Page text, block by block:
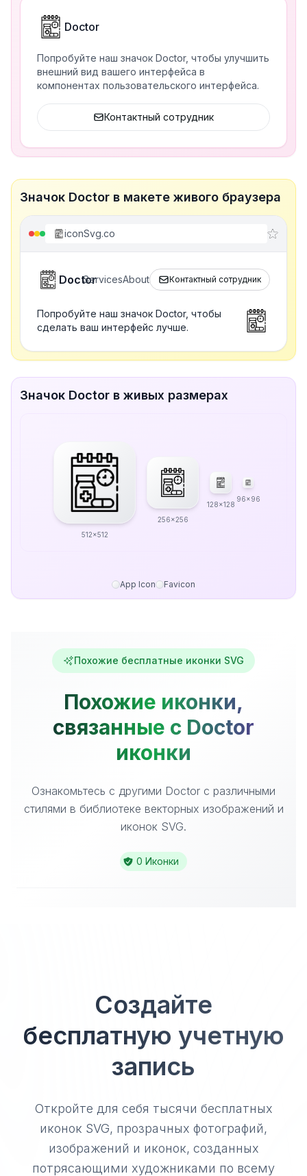
Doctor
Попробуйте наш значок Doctor, чтобы улучшить
внешний вид вашего интерфейса в
компонентах пользовательского интерфейса.
Контактный сотрудник
Значок Doctor в макете живого браузера
iconSvg.co
DoctorServicesAbout Контактный сотрудник
Попробуйте наш значок Doctor, чтобы
сделать ваш интерфейс лучше.
Значок Doctor в живых размерах
512x512
256x256
128x128
96x96
App Icon Favicon
Похожие бесплатные иконки SVG
Похожие иконки,
связанные с Doctor
иконки
Ознакомьтесь с другими Doctor с различными
стилями в библиотеке векторных изображений и
иконок SVG.
0 Иконки
Создайте
бесплатную учетную
запись
Откройте для себя тысячи бесплатных
иконок SVG, прозрачных фотографий,
изображений и иконок, созданных
потрясающими художниками по всему